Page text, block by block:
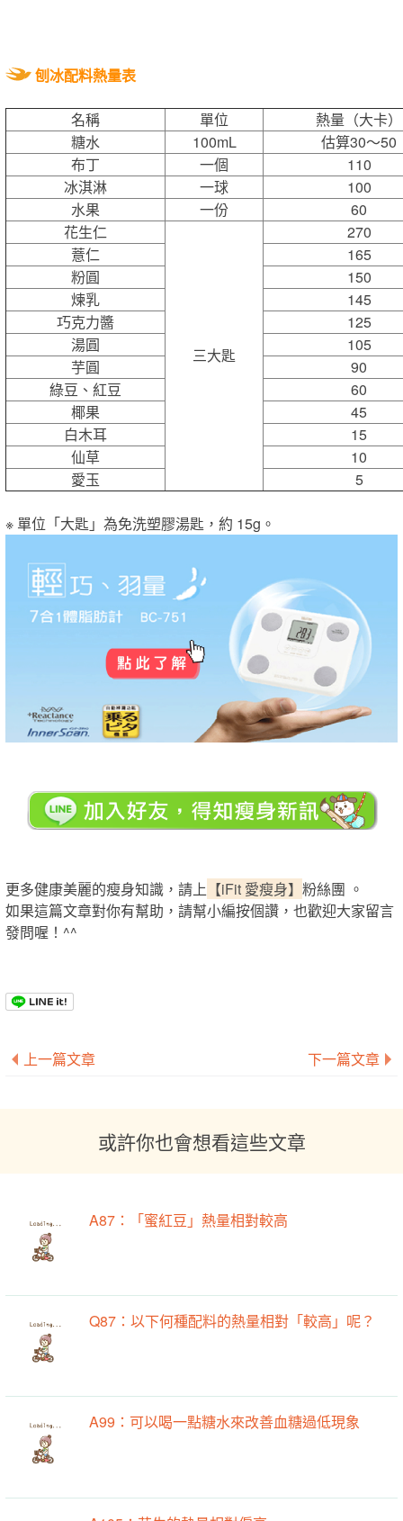
刨冰配料熱量表
名稱 單位
熱量（大卡）
糖水
100mL
估算30～50
布丁
一個
110
冰淇淋
一球
100
水果
一份
60
花生仁
三大匙
270
薏仁
165
粉圓
150
煉乳
145
巧克力醬
125
湯圓
105
芋圓
90
綠豆、紅豆
60
椰果
45
白木耳
15
仙草
10
愛玉
5
※ 單位「大匙」為免洗塑膠湯匙，約 15g。
更多健康美麗的瘦身知識，請上 【iFit 愛瘦身】 粉絲團 。
如果這篇文章對你有幫助，請幫小編按個讚，也歡迎大家留言
發問喔！^^
上一篇文章 下一篇文章
或許你也會想看這些文章
A87：「蜜紅豆」熱量相對較高
Q87：以下何種配料的熱量相對「較高」呢？
A99：可以喝一點糖水來改善血糖過低現象